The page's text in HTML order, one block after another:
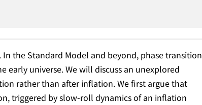
the Standard Model and beyond, phase transition
early universe. We will discuss an unexplored
rather than after inflation. We first argue that
triggered by slow-roll dynamics of an inflation